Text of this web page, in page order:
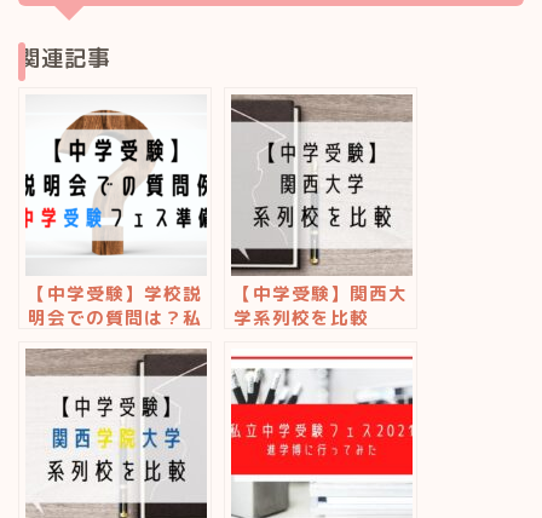
関連記事
【中学受験】学校説
明会での質問は？私
備
【中学受験】関西大
学系列校を比較